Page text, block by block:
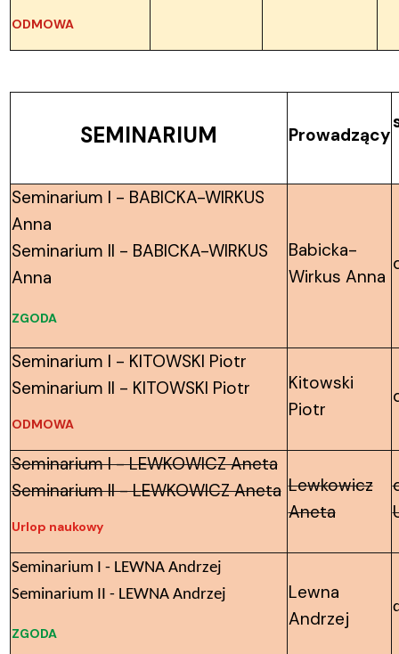
ODMOWA
SEMINARIUM Prowadzący
Seminarium I - BABICKA-WIRKUS
Anna
Seminarium II - BABICKA-WIRKUS
Anna
ZGODA
Babicka-
Wirkus Anna
Seminarium I - KITOWSKI Piotr
Seminarium II - KITOWSKI Piotr
ODMOWA
Kitowski
Piotr
Seminarium I - LEWKOWICZ Aneta
Seminarium II - LEWKOWICZ Aneta
Urlop naukowy
Lewkowicz
Aneta
Seminarium I - LEWNA Andrzej
Seminarium II - LEWNA Andrzej
ZGODA
Lewna
Andrzej